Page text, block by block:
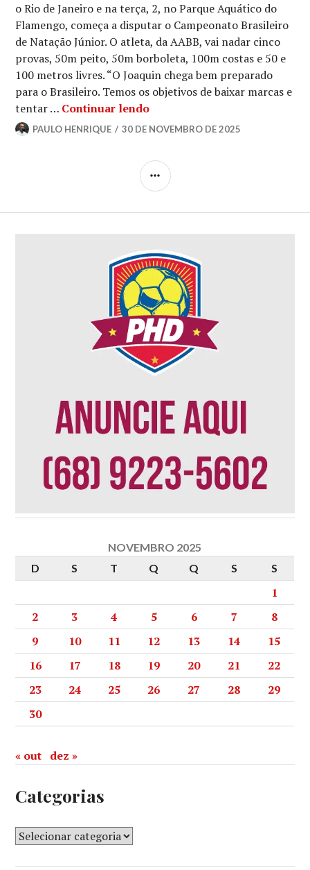
o Rio de Janeiro e na terça, 2, no Parque Aquático do
Flamengo, começa a disputar o Campeonato Brasileiro
de Natação Júnior. O atleta, da AABB, vai nadar cinco
provas, 50m peito, 50m borboleta, 100m costas e 50 e
100 metros livres. “O Joaquin chega bem preparado
para o Brasileiro. Temos os objetivos de baixar marcas e
tentar … Continuar lendo
PAULO HENRIQUE 30 DE NOVEMBRO DE 2025
NOVEMBRO 2025
D
S T Q Q S S
1
2
3 4 5 6 7
8
9
10 11 12 13 14
15
16
17 18 19 20 21
22
23
24 25 26 27 28
29
30
« out dez »
Categorias